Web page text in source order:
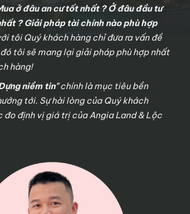
ở đâu an cư tốt nhất ? Ở đâu đầu tư
? Giải pháp tài chính nào phù hợp
tôi Quý khách hàng chỉ đưa ra vấn đề
tôi sẽ mang lại giải pháp phù hợp nhất
hàng!
niềm tin"chính là mục tiêu bền
tới. Sự hài lòng của Quý khách
đo định vị giá trị của Angia Land & Lộc